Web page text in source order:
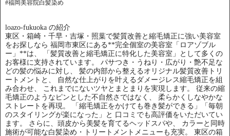
#福岡美容院白髪染め
loazo-fukuoka の紹介
東区・箱崎・千早・吉塚・照葉で髪質改善と縮毛矯正に強い美容室
をお探しなら 福岡市東区にある**完全個室の美容室「ロアゾブル
ー」**は、 「髪質改善と縮毛矯正に特化した美容室」として多くの
お客様に支持されています。 パサつき・うねり・広がり・艶不足な
どの髪の悩みに対し、 髪の内部から整えるオリジナル髪質改善トリ
ートメントと、 自然な仕上がりを叶えるダメージレス縮毛矯正を組
み合わせ、 これまでにないツヤとまとまりを実現します。 従来の縮
毛矯正のようなピンとした不自然さではなく、 柔らかくしなやかな
ストレートを再現。 「縮毛矯正をかけても巻き髪ができる」「毎朝
のスタイリングが楽になった」と 口コミでも高評価をいただいてい
ます。 さらに、頭皮から美髪を育てるヘッドスパや、 カラーと同時
施術が可能な白髪染め・トリートメントメニューも充実。 東区の箱